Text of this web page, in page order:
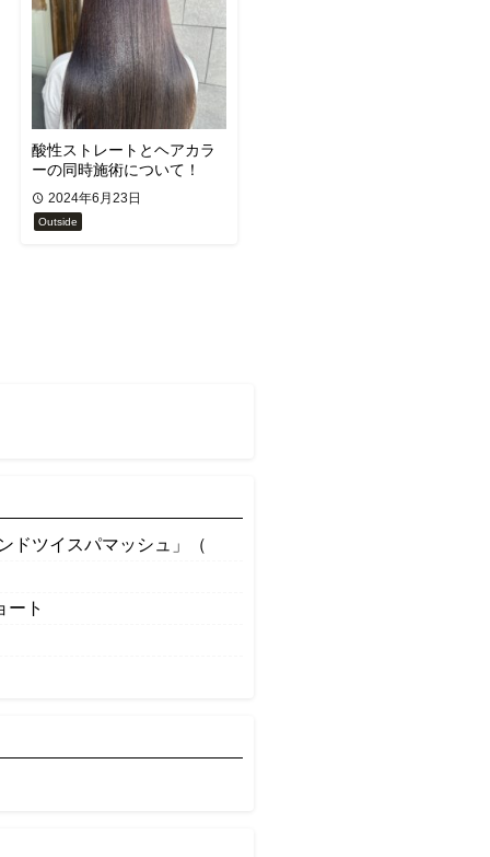
酸性ストレートとヘアカラ
ーの同時施術について！
2024年6月23日
Outside
ドツイスパマッシュ」（
ート